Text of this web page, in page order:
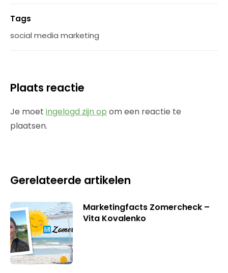
Tags
social media marketing
Plaats reactie
Je moet ingelogd zijn op om een reactie te
plaatsen.
Gerelateerde artikelen
Marketingfacts Zomercheck –
Vita Kovalenko